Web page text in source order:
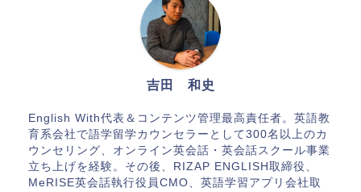
吉田 和史
English With代表＆コンテンツ管理最高責任者。英語教
育系会社で語学留学カウンセラーとして300名以上のカ
ウンセリング、オンライン英会話・英会話スクール事業
立ち上げを経験。その後、RIZAP ENGLISH取締役、
MeRISE英会話執行役員CMO、英語学習アプリ会社取